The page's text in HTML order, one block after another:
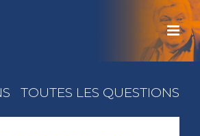
TOUTES LES QUESTIONS